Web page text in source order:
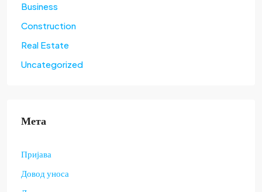
Business
Construction
Real Estate
Uncategorized
Мета
Пријава
Довод уноса